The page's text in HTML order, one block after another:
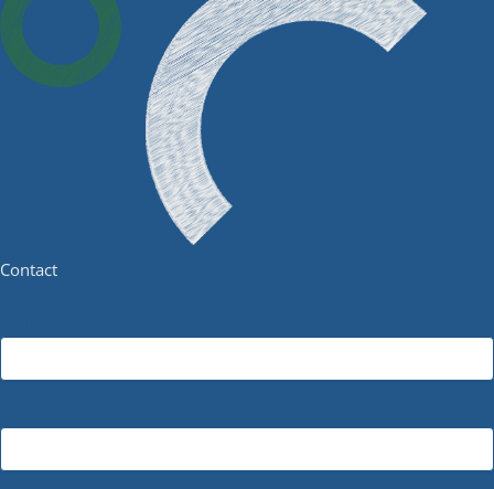
Contact